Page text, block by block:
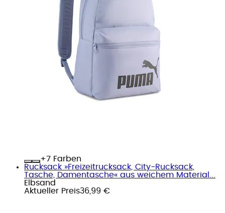
+
Farben
Rucksack »Freizeitrucksack, City-Rucksack,
Tasche, Damentasche« aus weichem Material...
Elbsand
Aktueller Preis36,99 €